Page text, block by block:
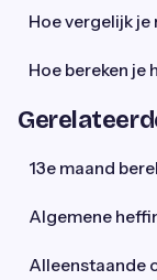
Hoe vergelijk je
Hoe bereken je
13e maand
Algemene
Alleenstaande